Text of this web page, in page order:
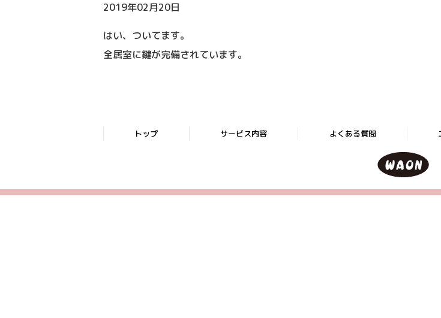
2019年02月20日
はい、ついてます。
全居室に鍵が完備されています。
トップ サービス内容 よくある質問